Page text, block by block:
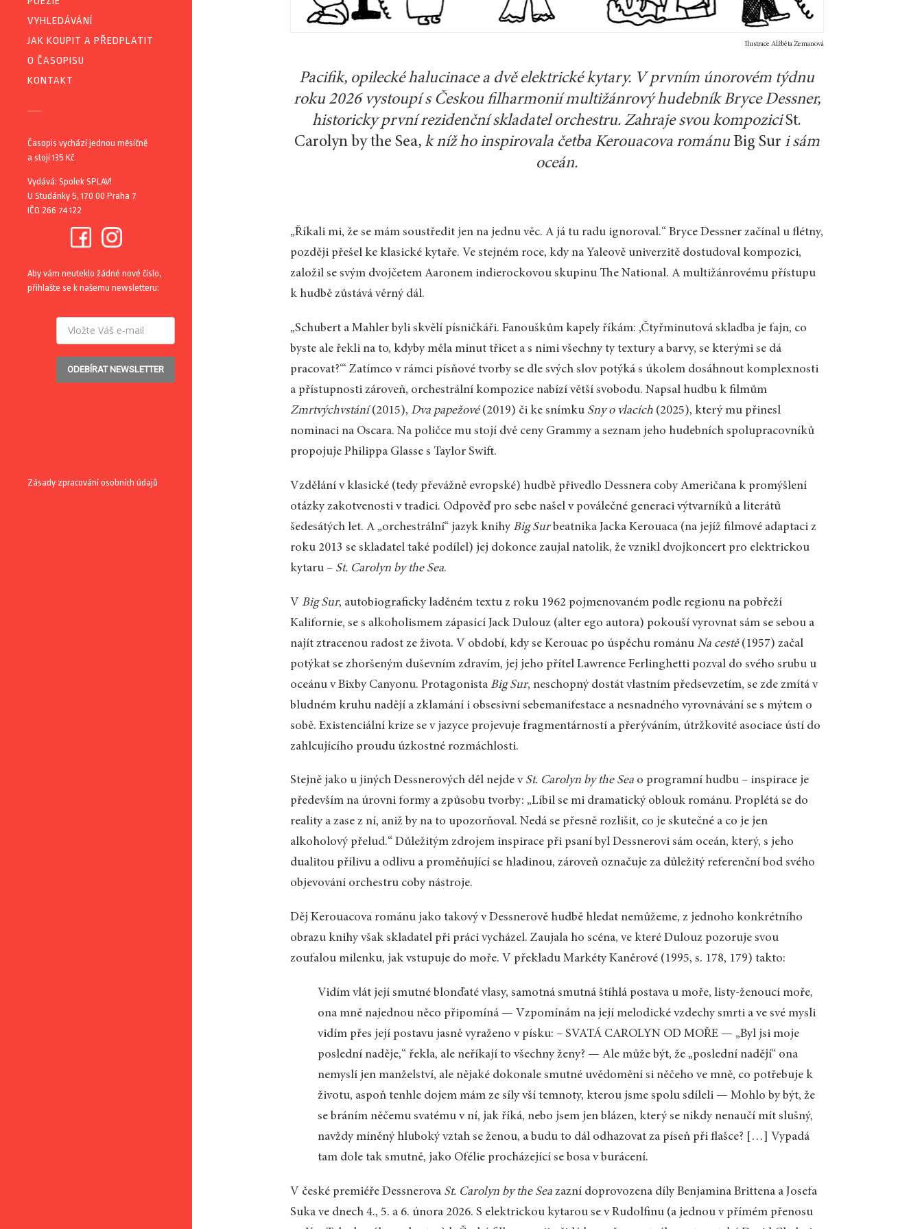
VYHLEDÁVÁNÍ
JAK KOUPIT A PŘEDPLATIT
O ČASOPISU
KONTAKT
Časopis vychází jednou měsíčně
a stojí 135 Kč
Vydává: Spolek SPLAV!
U Studánky 5, 170 00 Praha 7
IČO 266 74 122
Aby vám neuteklo žádné nové číslo,
přihlašte se k našemu newsletteru:
ODEBÍRAT NEWSLETTER
Zásady zpracování osobních údajů
Ilustrace Alžběta Zemanová
Pacifik, opilecké halucinace a dvě elektrické kytary. V prvním únorovém týdnu
roku 2026 vystoupí s Českou filharmonií multižánrový hudebník Bryce Dessner,
historicky první rezidenční skladatel orchestru. Zahraje svou kompoziciSt.
Carolyn by the Sea, k níž ho inspirovala četba Kerouacova románuBig Sur i sám
oceán.
„Říkali mi, že se mám soustředit jen na jednu věc. A já tu radu ignoroval.“ Bryce Dessner začínal u flétny,
později přešel ke klasické kytaře. Ve stejném roce, kdy na Yaleově univerzitě dostudoval kompozici,
založil se svým dvojčetem Aaronem indierockovou skupinu The National. A multižánrovému přístupu
k hudbě zůstává věrný dál.
„Schubert a Mahler byli skvělí písničkáři. Fanouškům kapely říkám: ‚Čtyřminutová skladba je fajn, co
byste ale řekli na to, kdyby měla minut třicet a s nimi všechny ty textury a barvy, se kterými se dá
pracovat?‘“ Zatímco v rámci písňové tvorby se dle svých slov potýká s úkolem dosáhnout komplexnosti
a přístupnosti zároveň, orchestrální kompozice nabízí větší svobodu. Napsal hudbu k filmům
Zmrtvýchvstání(2015),Dva papežové (2019) či ke snímku Sny o vlacích (2025), který mu přinesl
nominaci na Oscara. Na poličce mu stojí dvě ceny Grammy a seznam jeho hudebních spolupracovníků
propojuje Philippa Glasse s Taylor Swift.
Vzdělání v klasické (tedy převážně evropské) hudbě přivedlo Dessnera coby Američana k promýšlení
otázky zakotvenosti v tradici. Odpověď pro sebe našel v poválečné generaci výtvarníků a literátů
šedesátých let. A „orchestrální“ jazyk knihyBig Surbeatnika Jacka Kerouaca (na jejíž filmové adaptaci z
roku 2013 se skladatel také podílel) jej dokonce zaujal natolik, že vznikl dvojkoncert pro elektrickou
kytaru – St. Carolyn by the Sea.
VBig Sur, autobiograficky laděném textu z roku 1962 pojmenovaném podle regionu na pobřeží
Kalifornie, se s alkoholismem zápasící Jack Dulouz (alter ego autora) pokouší vyrovnat sám se sebou a
najít ztracenou radost ze života. V období, kdy se Kerouac po úspěchu románuNa cestě(1957) začal
potýkat se zhoršeným duševním zdravím, jej jeho přítel Lawrence Ferlinghetti pozval do svého srubu u
oceánu v Bixby Canyonu. ProtagonistaBig Sur, neschopný dostát vlastním předsevzetím, se zde zmítá v
bludném kruhu nadějí a zklamání i obsesivní sebemanifestace a nesnadného vyrovnávání se s mýtem o
sobě. Existenciální krize se v jazyce projevuje fragmentárností a přerýváním, útržkovité asociace ústí do
zahlcujícího proudu úzkostné rozmáchlosti.
Stejně jako u jiných Dessnerových děl nejde v St. Carolyn by the Sea o programní hudbu – inspirace je
především na úrovni formy a způsobu tvorby: „Líbil se mi dramatický oblouk románu. Proplétá se do
reality a zase z ní, aniž by na to upozorňoval. Nedá se přesně rozlišit, co je skutečné a co je jen
alkoholový přelud.“ Důležitým zdrojem inspirace při psaní byl Dessnerovi sám oceán, který, s jeho
dualitou přílivu a odlivu a proměňující se hladinou, zároveň označuje za důležitý referenční bod svého
objevování orchestru coby nástroje.
Děj Kerouacova románu jako takový v Dessnerově hudbě hledat nemůžeme, z jednoho konkrétního
obrazu knihy však skladatel při práci vycházel. Zaujala ho scéna, ve které Dulouz pozoruje svou
zoufalou milenku, jak vstupuje do moře. V překladu Markéty Kaněrové (1995, s. 178, 179) takto:
Vidím vlát její smutné blonďaté vlasy, samotná smutná štíhlá postava u moře, listy-ženoucí moře,
ona mně najednou něco připomíná — Vzpomínám na její melodické vzdechy smrti a ve své mysli
vidím přes její postavu jasně vyraženo v písku: – SVATÁ CAROLYN OD MOŘE — „Byl jsi moje
poslední naděje,“ řekla, ale neříkají to všechny ženy? — Ale může být, že „poslední nadějí“ ona
nemyslí jen manželství, ale nějaké dokonale smutné uvědomění si něčeho ve mně, co potřebuje k
životu, aspoň tenhle dojem mám ze síly vší temnoty, kterou jsme spolu sdíleli — Mohlo by být, že
se bráním něčemu svatému v ní, jak říká, nebo jsem jen blázen, který se nikdy nenaučí mít slušný,
navždy míněný hluboký vztah se ženou, a budu to dál odhazovat za píseň při flašce? […] Vypadá
tam dole tak smutně, jako Ofélie procházející se bosa v burácení.
V české premiéře Dessnerova St. Carolyn by the Sea zazní doprovozena díly Benjamina Brittena a Josefa
Suka ve dnech 4., 5. a 6. února 2026. S elektrickou kytarou se v Rudolfinu (a jednou v přímém přenosu